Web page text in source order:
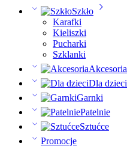
Szkło
Karafki
Kieliszki
Pucharki
Szklanki
Akcesoria
Dla dzieci
Garnki
Patelnie
Sztućce
Promocje